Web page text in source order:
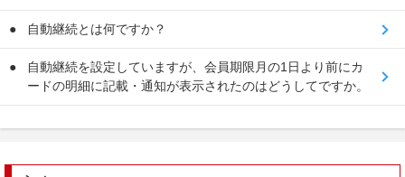
自動継続とは何ですか？
自動継続を設定していますが、会員期限月の1日より前にカ
ードの明細に記載・通知が表示されたのはどうしてですか。